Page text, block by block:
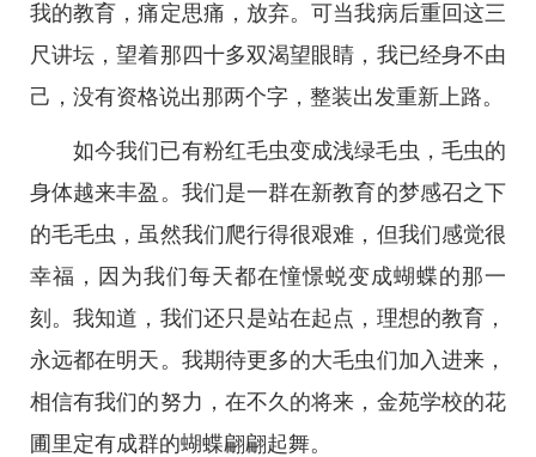
我的教育，痛定思痛，放弃。可当我病后重回这三
尺讲坛，望着那四十多双渴望眼睛，我已经身不由
己，没有资格说出那两个字，整装出发重新上路。
如今我们已有粉红毛虫变成浅绿毛虫，毛虫的
身体越来丰盈。我们是一群在新教育的梦感召之下
的毛毛虫，虽然我们爬行得很艰难，但我们感觉很
幸福，因为我们每天都在憧憬蜕变成蝴蝶的那一
刻。我知道，我们还只是站在起点，理想的教育，
永远都在明天。我期待更多的大毛虫们加入进来，
相信有我们的努力，在不久的将来，金苑学校的花
圃里定有成群的蝴蝶翩翩起舞。